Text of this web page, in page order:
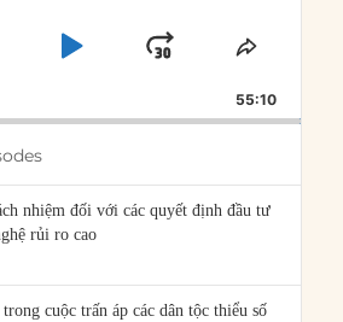
PLAYJUMP
FORWARD
SHARE
55:10
nhiệm đối với các quyết định đầu tư
rủi ro cao
cuộc trấn áp các dân tộc thiểu số